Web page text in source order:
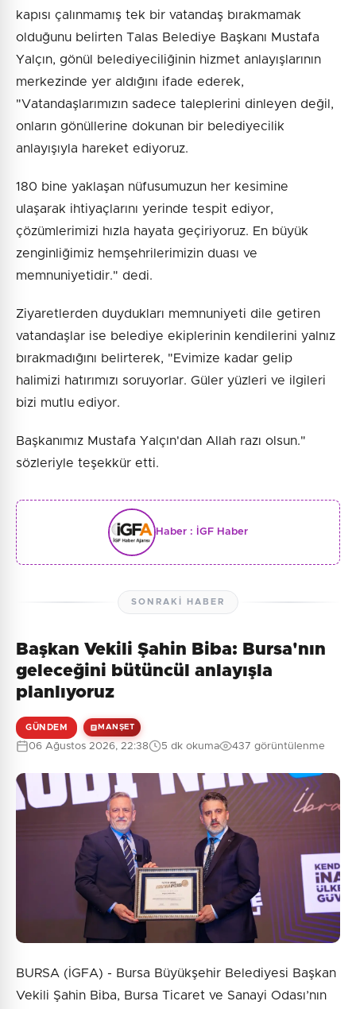
kapısı çalınmamış tek bir vatandaş bırakmamak
olduğunu belirten Talas Belediye Başkanı Mustafa
Yalçın, gönül belediyeciliğinin hizmet anlayışlarının
merkezinde yer aldığını ifade ederek,
"Vatandaşlarımızın sadece taleplerini dinleyen değil,
onların gönüllerine dokunan bir belediyecilik
anlayışıyla hareket ediyoruz.
180 bine yaklaşan nüfusumuzun her kesimine
ulaşarak ihtiyaçlarını yerinde tespit ediyor,
çözümlerimizi hızla hayata geçiriyoruz. En büyük
zenginliğimiz hemşehrilerimizin duası ve
memnuniyetidir." dedi.
Ziyaretlerden duydukları memnuniyeti dile getiren
vatandaşlar ise belediye ekiplerinin kendilerini yalnız
bırakmadığını belirterek, "Evimize kadar gelip
halimizi hatırımızı soruyorlar. Güler yüzleri ve ilgileri
bizi mutlu ediyor.
Başkanımız Mustafa Yalçın'dan Allah razı olsun."
sözleriyle teşekkür etti.
Haber : İGF Haber
SONRAKI HABER
Başkan Vekili Şahin Biba: Bursa'nın
geleceğini bütüncül anlayışla
planlıyoruz
GÜNDEM MANŞET
06 Ağustos 2026, 22:38 5 dk okuma 437 görüntülenme
BURSA (İGFA) - Bursa Büyükşehir Belediyesi Başkan
Vekili Şahin Biba, Bursa Ticaret ve Sanayi Odası’nın